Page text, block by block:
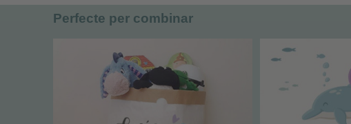
Perfecte per combinar